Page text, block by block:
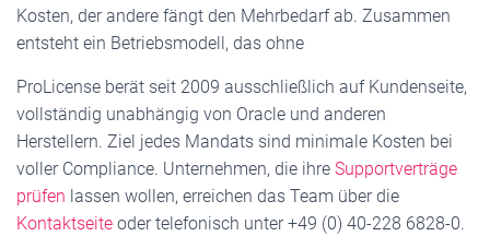
Kosten, der andere fängt den Mehrbedarf ab. Zusammen
entsteht ein Betriebsmodell, das ohne
ProLicense berät seit 2009 ausschließlich auf Kundenseite,
vollständig unabhängig von Oracle und anderen
Herstellern. Ziel jedes Mandats sind minimale Kosten bei
voller Compliance. Unternehmen, die ihre Supportverträge
prüfen lassen wollen, erreichen das Team über die
Kontaktseite oder telefonisch unter +49 (0) 40-228 6828-0.